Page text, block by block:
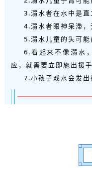
3.溺水者在水中是直
4.溺水者眼神呆滞，
5.溺水儿童的头可能
6.看起来不像溺水
应，就需要立即施出援手
7.小孩子戏水会发出